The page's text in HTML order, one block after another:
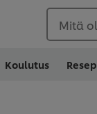
Mitä
Koulutus